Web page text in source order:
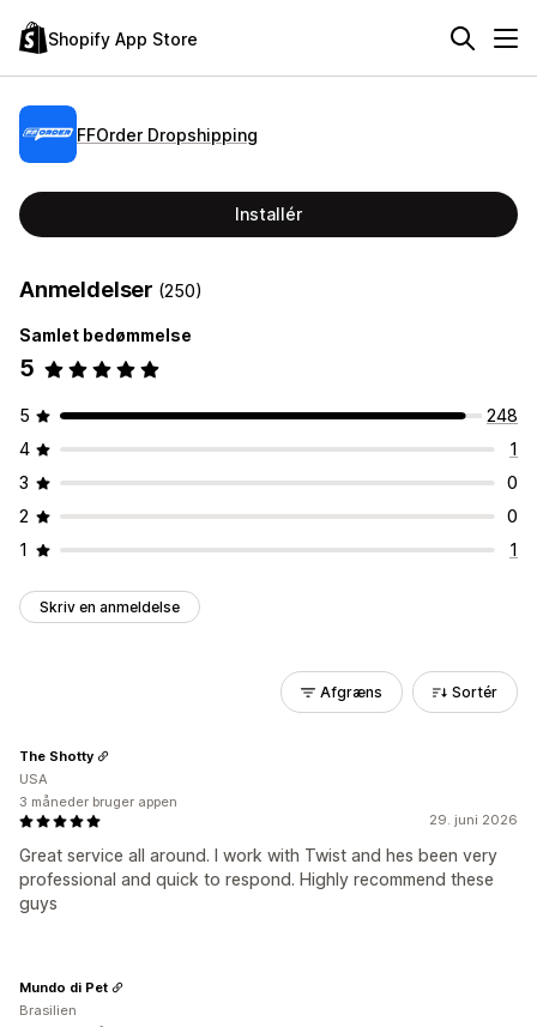
Shopify App Store
FFOrder Dropshipping
Installér
Anmeldelser (250)
Samlet bedømmelse
5
5
248
4
1
3
0
2
0
1
1
Skriv en anmeldelse
Afgræns Sortér
29. juni 2026
Great service all around. I work with Twist and hes been very
professional and quick to respond. Highly recommend these
guys
The Shotty
USA
3 måneder bruger appen
Mundo di Pet
Brasilien